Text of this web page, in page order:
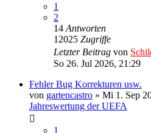
1
2
14 Antworten
12025 Zugriffe
Letzter Beitrag von
So 26. Jul 2026, 21:29
Fehler Bug Korrekturen usw.
von gartencastro » Mi 1. Sep
Jahreswertung der UEFA
1